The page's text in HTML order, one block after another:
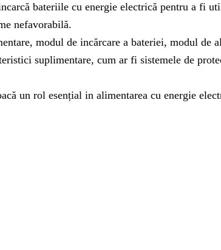
bateriile cu energie electrică pentru a fi
nefavorabilă.
modul de incărcare a bateriei, modul de
suplimentare, cum ar fi sistemele de
un rol esențial in alimentarea cu energie